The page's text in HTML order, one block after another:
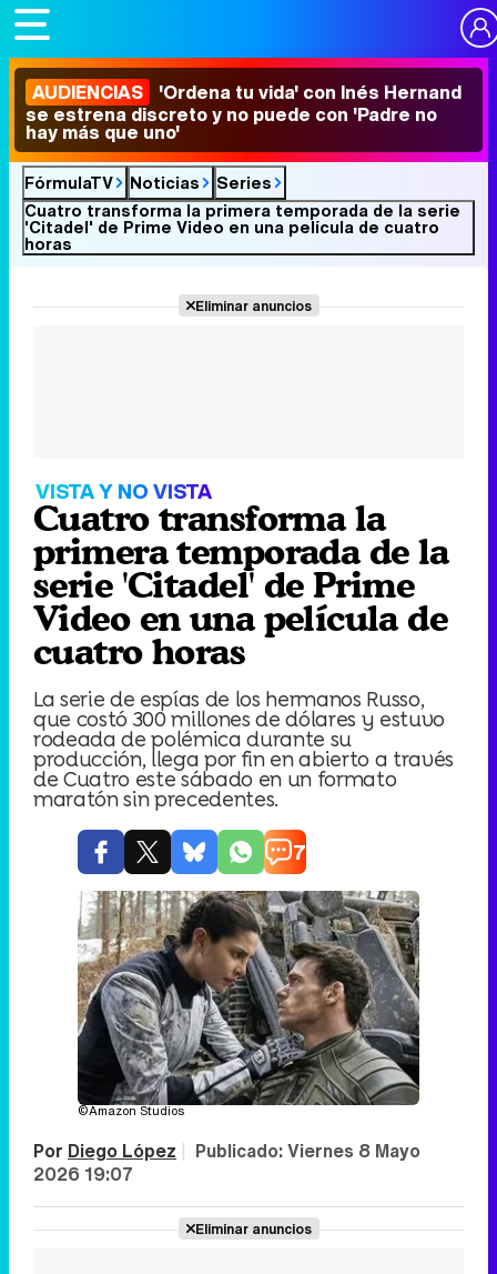
AUDIENCIAS 'Ordena tu vida' con Inés Hernand
se estrena discreto y no puede con 'Padre no
hay más que uno'
FórmulaTV Noticias
Series
Cuatro transforma la primera temporada de la serie
'Citadel' de Prime Video en una película de cuatro
horas
Eliminar anuncios
VISTA Y NO VISTA
Cuatro transforma la
primera temporada de la
serie 'Citadel' de Prime
Video en una película de
cuatro horas
La serie de espías de los hermanos Russo,
que costó 300 millones de dólares y estuvo
rodeada de polémica durante su
producción, llega por fin en abierto a través
de Cuatro este sábado en un formato
maratón sin precedentes.
7
©Amazon Studios
Por Diego López | Publicado:Viernes 8 Mayo
2026 19:07
Eliminar anuncios